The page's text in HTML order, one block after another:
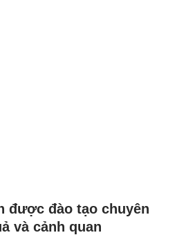
được đào tạo chuyên
và cảnh quan